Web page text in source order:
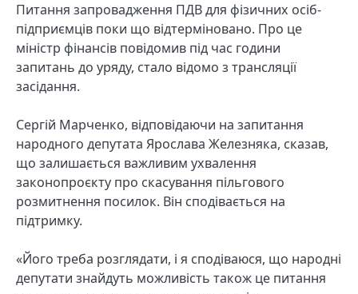
Питання запровадження ПДВ для фізичних осіб-
підприємців поки що відтерміновано. Про це
міністр фінансів повідомив під час години
запитань до уряду, стало відомо з трансляції
засідання.
Сергій Марченко, відповідаючи на запитання
народного депутата Ярослава Железняка, сказав,
що залишається важливим ухвалення
законопроєкту про скасування пільгового
розмитнення посилок. Він сподівається на
підтримку.
«Його треба розглядати, і я сподіваюся, що народні
депутати знайдуть можливість також це питання